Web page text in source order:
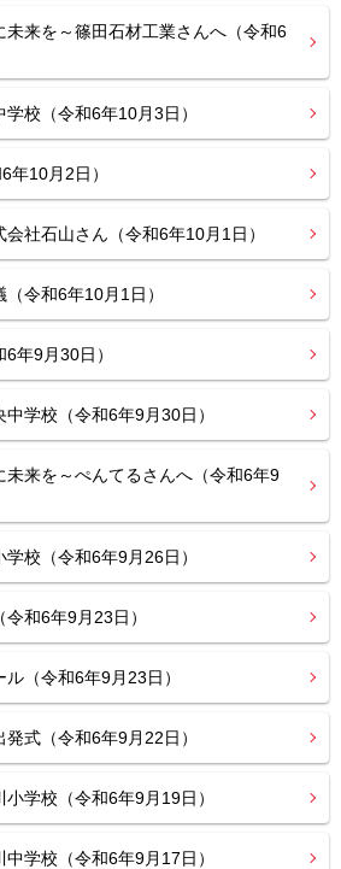
未来を～篠田石材工業さんへ（令和6
校（令和6年10月3日）
年10月2日）
社石山さん（令和6年10月1日）
令和6年10月1日）
年9月30日）
学校（令和6年9月30日）
未来を～ぺんてるさんへ（令和6年9
校（令和6年9月26日）
和6年9月23日）
（令和6年9月23日）
式（令和6年9月22日）
学校（令和6年9月19日）
学校（令和6年9月17日）